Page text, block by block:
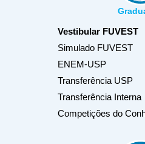
Vestibular FUVEST
Simulado FUVEST
ENEM-USP
Transferência USP
Transferência
Competições do